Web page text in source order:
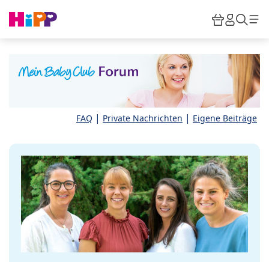
HiPP
FAQ | Private Nachrichten | Eigene Beiträge